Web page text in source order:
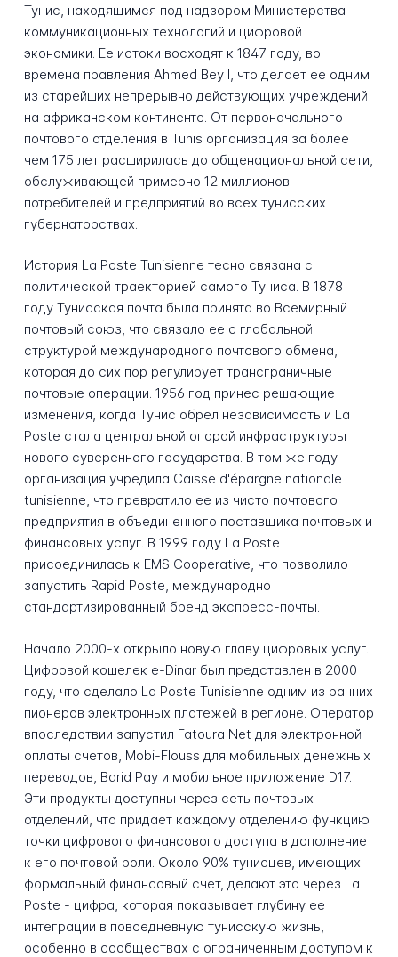
Тунис, находящимся под надзором Министерства
коммуникационных технологий и цифровой
экономики. Ее истоки восходят к 1847 году, во
времена правления Ahmed Bey I, что делает ее одним
из старейших непрерывно действующих учреждений
на африканском континенте. От первоначального
почтового отделения в Tunis организация за более
чем 175 лет расширилась до общенациональной сети,
обслуживающей примерно 12 миллионов
потребителей и предприятий во всех тунисских
губернаторствах.
История La Poste Tunisienne тесно связана с
политической траекторией самого Туниса. В 1878
году Тунисская почта была принята во Всемирный
почтовый союз, что связало ее с глобальной
структурой международного почтового обмена,
которая до сих пор регулирует трансграничные
почтовые операции. 1956 год принес решающие
изменения, когда Тунис обрел независимость и La
Poste стала центральной опорой инфраструктуры
нового суверенного государства. В том же году
организация учредила Caisse d'épargne nationale
tunisienne, что превратило ее из чисто почтового
предприятия в объединенного поставщика почтовых и
финансовых услуг. В 1999 году La Poste
присоединилась к EMS Cooperative, что позволило
запустить Rapid Poste, международно
стандартизированный бренд экспресс-почты.
Начало 2000-х открыло новую главу цифровых услуг.
Цифровой кошелек e-Dinar был представлен в 2000
году, что сделало La Poste Tunisienne одним из ранних
пионеров электронных платежей в регионе. Оператор
впоследствии запустил Fatoura Net для электронной
оплаты счетов, Mobi-Flouss для мобильных денежных
переводов, Barid Pay и мобильное приложение D17.
Эти продукты доступны через сеть почтовых
отделений, что придает каждому отделению функцию
точки цифрового финансового доступа в дополнение
к его почтовой роли. Около 90% тунисцев, имеющих
формальный финансовый счет, делают это через La
Poste - цифра, которая показывает глубину ее
интеграции в повседневную тунисскую жизнь,
особенно в сообществах с ограниченным доступом к